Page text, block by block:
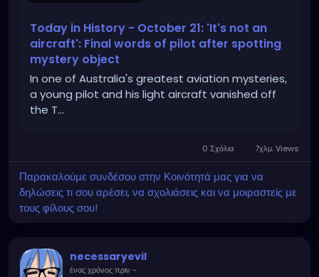
Today in History - October 21: 'It's not an
aircraft': Final words of pilot after spotting
mystery object
I n one of Australia's greatest aviation mysteries,
a young pilot and his light aircraft vanished off
the T...
0 Σχόλια 7χλμ. Views
Παρακαλούμε συνδέσου στην Κοινότητά μας για να
δηλώσεις τι σου αρέσει, να σχολιάσεις και να μοιραστείς με
τους φίλους σου!
necessaryevil
ένας χρόνος πριν -